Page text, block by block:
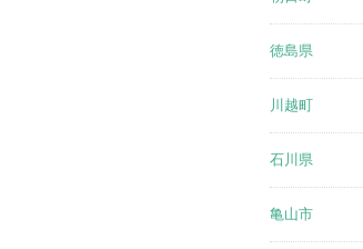
徳島県
川越町
石川県
亀山市